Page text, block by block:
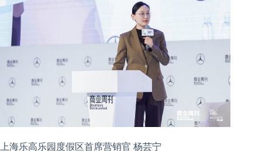
上海乐高乐园度假区首席营销官 杨芸宁